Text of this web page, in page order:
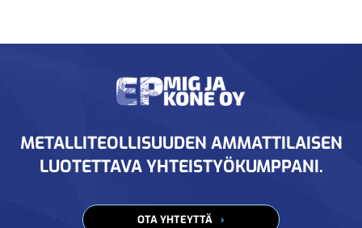
METALLITEOLLISUUDEN AMMATTILAISEN
LUOTETTAVA YHTEISTYÖKUMPPANI.
OTA YHTEYTTÄ